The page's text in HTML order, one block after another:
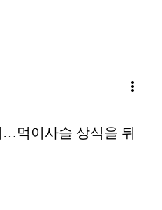
more_vert
먹이사슬 상식을 뒤